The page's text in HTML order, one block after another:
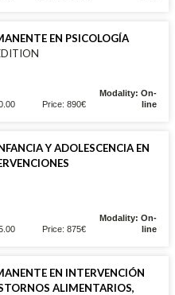
EN PSICOLOGÍA
Price: 890€
Modality: On-
line
Y ADOLESCENCIA EN
Price: 875€
Modality: On-
line
EN INTERVENCIÓN
ALIMENTARIOS,